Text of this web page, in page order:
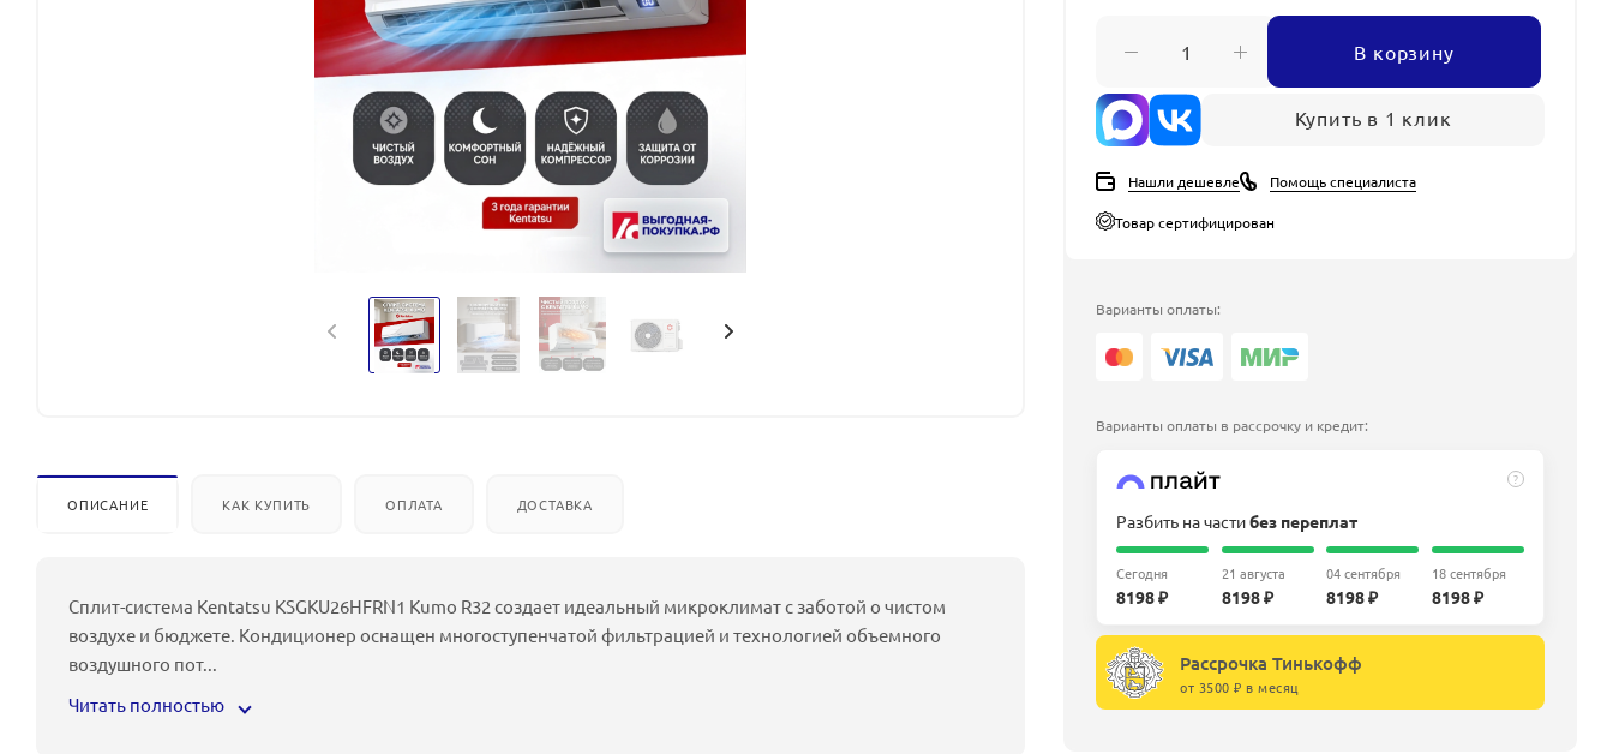
ОПИСАНИЕ КАК КУПИТЬ ОПЛАТА ДОСТАВКА
Сплит-система Kentatsu KSGKU26HFRN1 Kumo R32 создает идеальный микроклимат с заботой о чистом
воздухе и бюджете. Кондиционер оснащен многоступенчатой фильтрацией и технологией объемного
воздушного пот...
Читать полностью
В корзину
Купить в 1 клик
Нашли дешевле Помощь специалиста
Товар сертифицирован
Варианты оплаты:
Варианты оплаты в рассрочку и кредит:
?
Разбить на частибез переплат
Сегодня
8198 ₽
21 августа
8198 ₽
04 сентября
8198 ₽
18 сентября
8198 ₽
Рассрочка Тинькофф
от 3500 ₽ в месяц